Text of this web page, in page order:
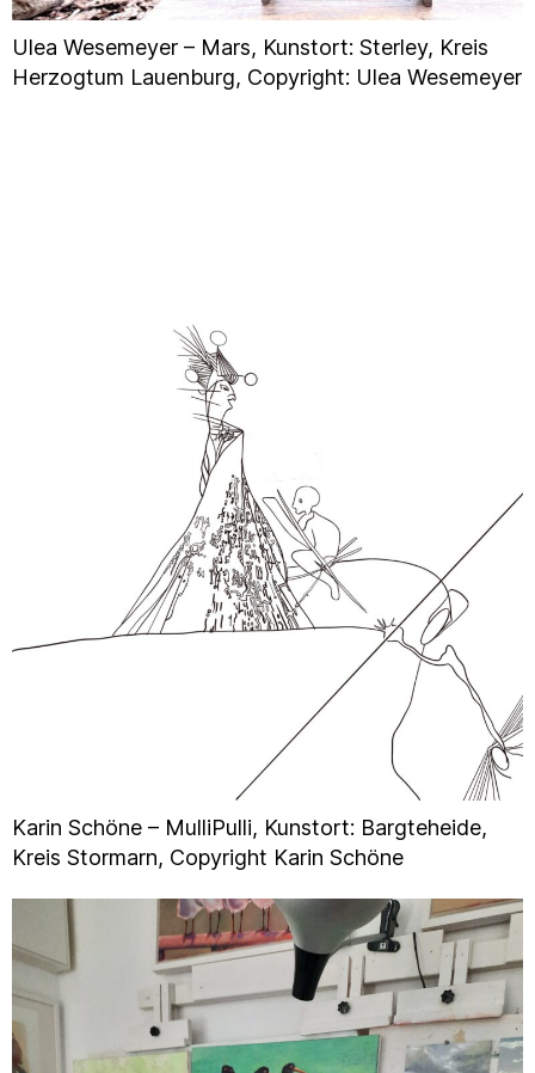
Ulea Wesemeyer – Mars, Kunstort: Sterley, Kreis
Herzogtum Lauenburg, Copyright: Ulea Wesemeyer
Karin Schöne – MulliPulli, Kunstort: Bargteheide,
Kreis Stormarn, Copyright Karin Schöne